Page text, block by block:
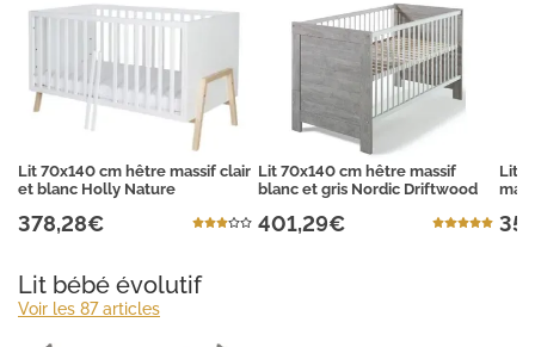
Lit 70x140 cm hêtre massif clair
et blanc Holly Nature
378,28€
Lit 70x140 cm hêtre massif
blanc et gris Nordic Driftwood
401,29€
Lit
Lit bébé évolutif
Voir les 87 articles